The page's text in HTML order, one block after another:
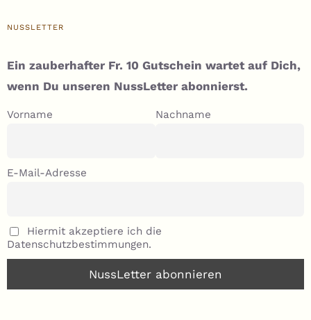
NUSSLETTER
Ein zauberhafter Fr. 10 Gutschein wartet auf Dich,
wenn Du unseren NussLetter abonnierst.
Vorname Nachname
E-Mail-Adresse
Hiermit akzeptiere ich die
Datenschutzbestimmungen.